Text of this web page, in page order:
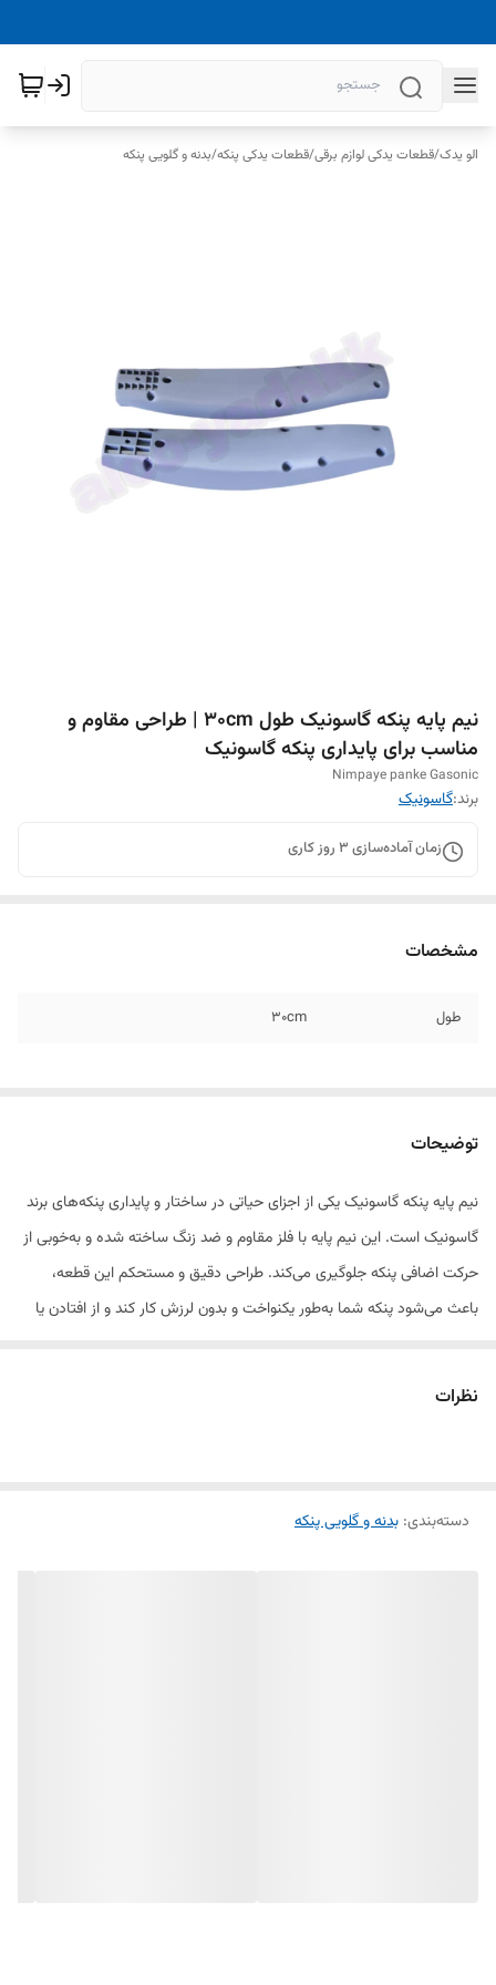
الو یدک/قطعات یدکی لوازم برقی/قطعات یدکی پنکه/بدنه و گلویی پنکه
نیم پایه پنکه گاسونیک طول ۳۰cm | طراحی مقاوم و
مناسب برای پایداری پنکه گاسونیک
Nimpaye panke Gasonic
برند:گاسونیک
زمان آماده‌سازی 3 روز کاری
مشخصات
طول ۳۰cm
توضیحات
نیم پایه پنکه گاسونیک یکی از اجزای حیاتی در ساختار و پایداری پنکه‌های برند
گاسونیک است. این نیم پایه با فلز مقاوم و ضد زنگ ساخته شده و به‌خوبی از
حرکت اضافی پنکه جلوگیری می‌کند. طراحی دقیق و مستحکم این قطعه،
باعث می‌شود پنکه شما به‌طور یکنواخت و بدون لرزش کار کند و از افتادن یا
عملکرد بهینه دستگاه را تضمین می‌کند.
نظرات
دسته‌بندی: بدنه و گلویی پنکه